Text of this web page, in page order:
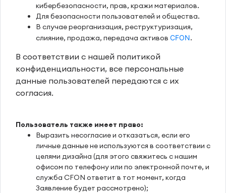
кибербезопасности, прав, кражи материалов.
Для безопасности пользователей и общества.
В случае реорганизация, реструктуризация,
слияние, продажа, передача активов CFON.
В соответствии с нашей политикой
конфиденциальности, все персональные
данные пользователей передаются с их
согласия.
Пользователь также имеет право:
Выразить несогласие и отказаться, если его
личные данные не используются в соответствии с
целями дизайна (для этого свяжитесь с нашим
офисом по телефону или по электронной почте, и
служба CFON ответит в тот момент, когда
Заявление будет рассмотрено);